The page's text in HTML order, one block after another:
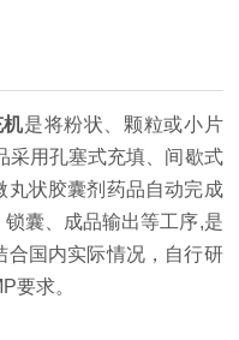
机是将粉状、颗粒或小片
采用孔塞式充填、间歇式
丸状胶囊剂药品自动完成
囊、成品输出等工序,是
合国内实际情况，自行研
要求。